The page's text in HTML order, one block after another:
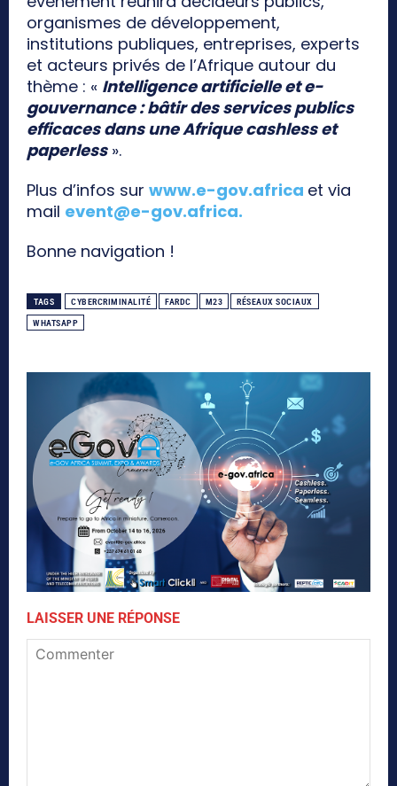
organismes de développement,
institutions publiques, entreprises, experts
et acteurs privés de l’Afrique autour du
thème : « Intelligence artificielle et e-
gouvernance : bâtir des services publics
efficaces dans une Afrique cashless et
paperless».
Plus d’infos sur www.e-gov.africa et via
mail event@e-gov.africa.
Bonne navigation !
TAGS CYBERCRIMINALITÉ FARDC M23 RÉSEAUX SOCIAUX
WHATSAPP
LAISSER UNE RÉPONSE